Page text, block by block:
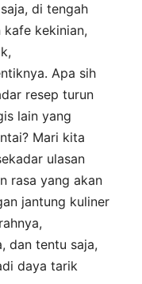
di tengah
kekinian,
Apa sih
resep turun
lain yang
Mari kita
ulasan
rasa yang akan
jantung kuliner
dan tentu saja,
daya tarik